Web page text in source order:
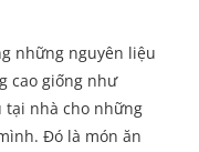
những nguyên liệu
cao giống như
tại nhà cho những
Đó là món ăn